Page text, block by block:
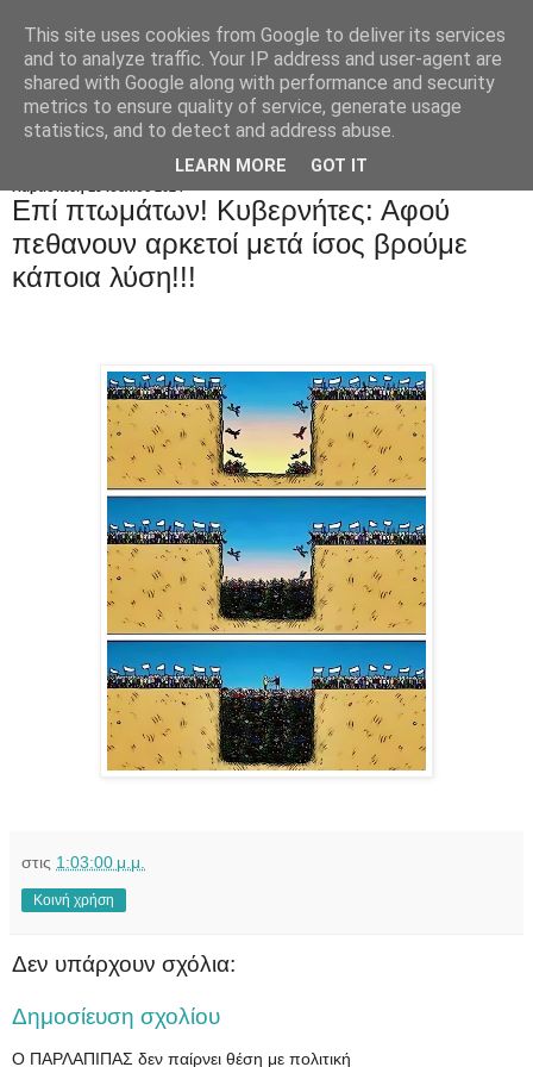
Επί πτωμάτων! Kυβερνήτες: Αφού
πεθανουν αρκετοί μετά ίσος βρούμε
κάποια λύση!!!
στις 1:03:00 μ.μ.
Κοινή χρήση
Δεν υπάρχουν σχόλια:
Δημοσίευση σχολίου
Ο ΠΑΡΛΑΠΙΠΑΣ δεν παίρνει θέση με πολιτική
This site uses cookies from Google to deliver its services
and to analyze traffic. Your IP address and user-agent are
shared with Google along with performance and security
metrics to ensure quality of service, generate usage
statistics, and to detect and address abuse.
LEARN MORE GOT IT